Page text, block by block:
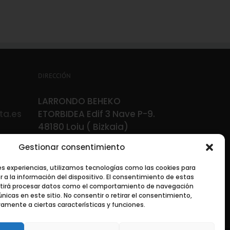
Gestionar consentimiento
experiencias, utilizamos tecnologías como las cookies para
a la información del dispositivo. El consentimiento de estas
procesar datos como el comportamiento de navegación
en este sitio. No consentir o retirar el consentimiento,
a ciertas características y funciones.
DIRECCIÓN
LARRONDO BEHEKO
ETORBIDEA Edif 3 Nave P-9.
48180 Loiu ( Bizkaia)